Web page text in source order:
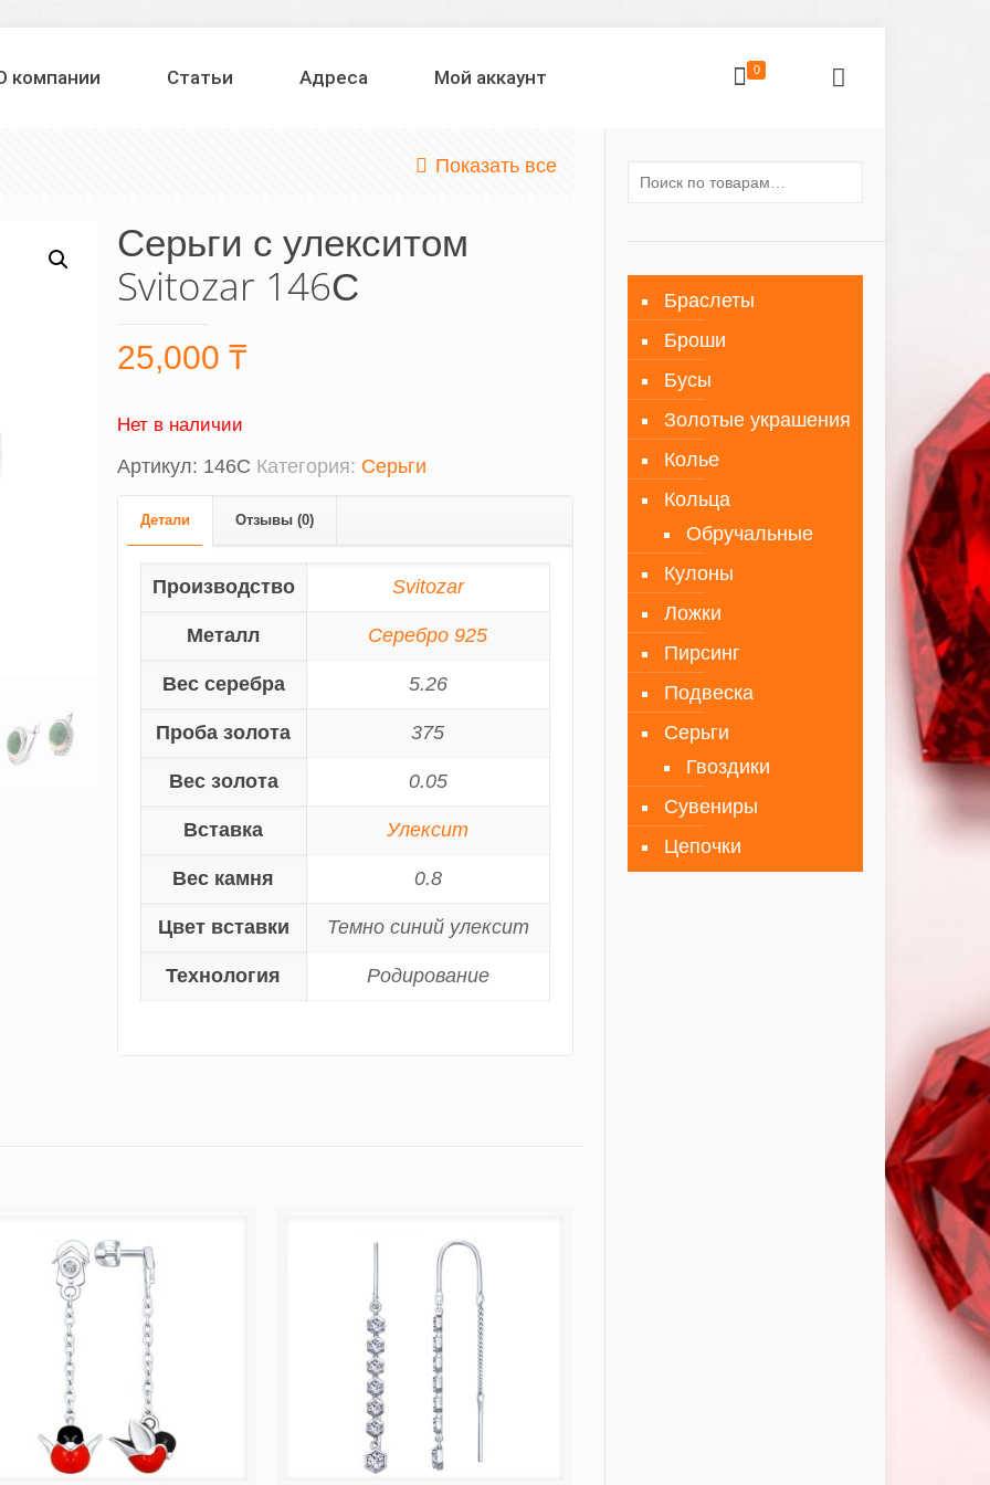
компании Статьи Адреса Мой аккаунт 0
Показать все
Серьги с улекситом
Svitozar 146С
25,000 ₸
Нет в наличии
Артикул: 146С Категория: Серьги
Детали Отзывы (0)
Производство Svitozar
Металл Серебро 925
Вес серебра 5.26
Проба золота 375
Вес золота 0.05
Вставка Улексит
Вес камня 0.8
Цвет вставки Темно синий улексит
Технология Родирование
Браслеты
Броши
Бусы
Золотые украшения
Колье
Кольца
Обручальные
Кулоны
Ложки
Пирсинг
Подвеска
Серьги
Гвоздики
Сувениры
Цепочки